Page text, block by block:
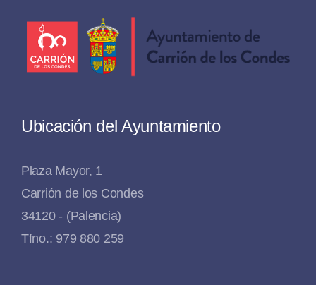
Ubicación del Ayuntamiento
Plaza Mayor, 1
Carrión de los Condes
34120 - (Palencia)
Tfno.: 979 880 259